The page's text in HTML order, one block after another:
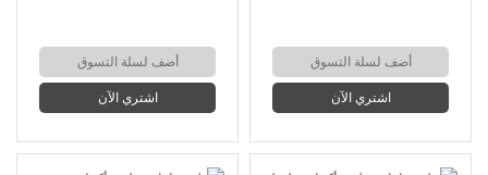
أضف لسلة التسوق
اشتري الآن
أضف لسلة التسوق
اشتري الآن